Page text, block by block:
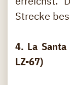
Strecke
4. La
LZ-67)